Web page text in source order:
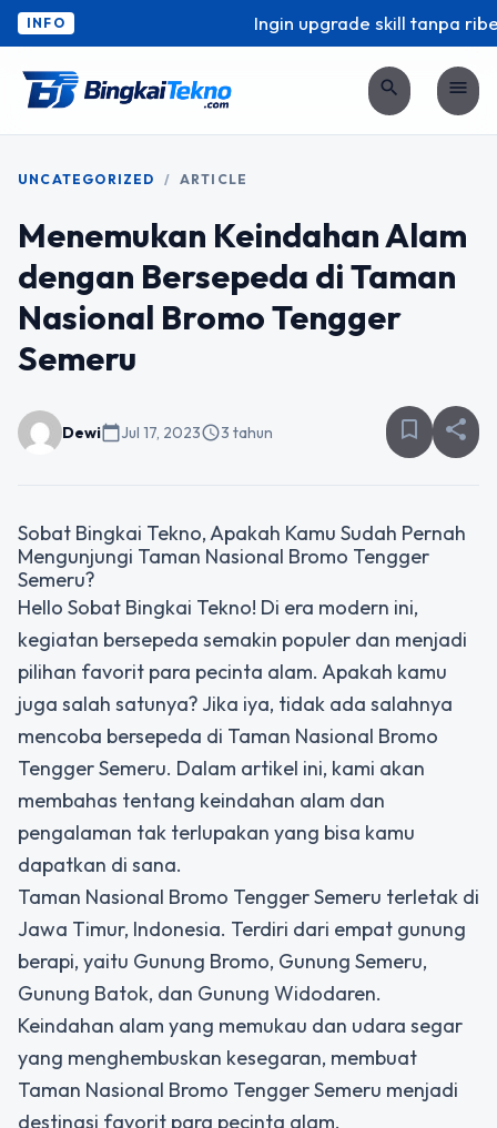
INFO Ingin upgrade skill tanpa
search menu
UNCATEGORIZED / ARTICLE
Menemukan Keindahan Alam
dengan Bersepeda di Taman
Nasional Bromo Tengger
Semeru
Dewicalendar_todayJul 17, 2023schedule3 tahun bookmark_border share
Sobat Bingkai Tekno, Apakah Kamu Sudah Pernah
Mengunjungi Taman Nasional Bromo Tengger
Semeru?
Hello Sobat Bingkai Tekno! Di era modern ini,
kegiatan bersepeda semakin populer dan menjadi
pilihan favorit para pecinta alam. Apakah kamu
juga salah satunya? Jika iya, tidak ada salahnya
mencoba bersepeda di Taman Nasional Bromo
Tengger Semeru. Dalam artikel ini, kami akan
membahas tentang keindahan alam dan
pengalaman tak terlupakan yang bisa kamu
dapatkan di sana.
Taman Nasional Bromo Tengger Semeru terletak di
Jawa Timur, Indonesia. Terdiri dari empat gunung
berapi, yaitu Gunung Bromo, Gunung Semeru,
Gunung Batok, dan Gunung Widodaren.
Keindahan alam yang memukau dan udara segar
yang menghembuskan kesegaran, membuat
Taman Nasional Bromo Tengger Semeru menjadi
destinasi favorit para pecinta alam.